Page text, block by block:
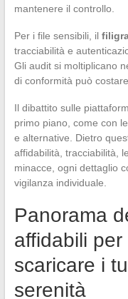
mantenere il controllo.
Per i file sensibili, il
tracciabilità e
Gli audit si moltiplicano
di conformità può
Il dibattito sulle
primo piano, come con
e alternative. Dietro
affidabilità, tracciabilità,
minacce, ogni dettaglio
vigilanza individuale.
Panorama
affidabili
scaricare i
serenità